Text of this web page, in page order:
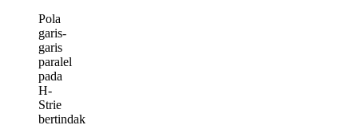
Pola
garis-
garis
paralel
pada
H-
Strie
bertindak